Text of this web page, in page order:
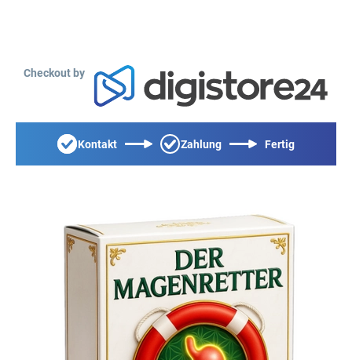
Checkout by
Kontakt Zahlung Fertig